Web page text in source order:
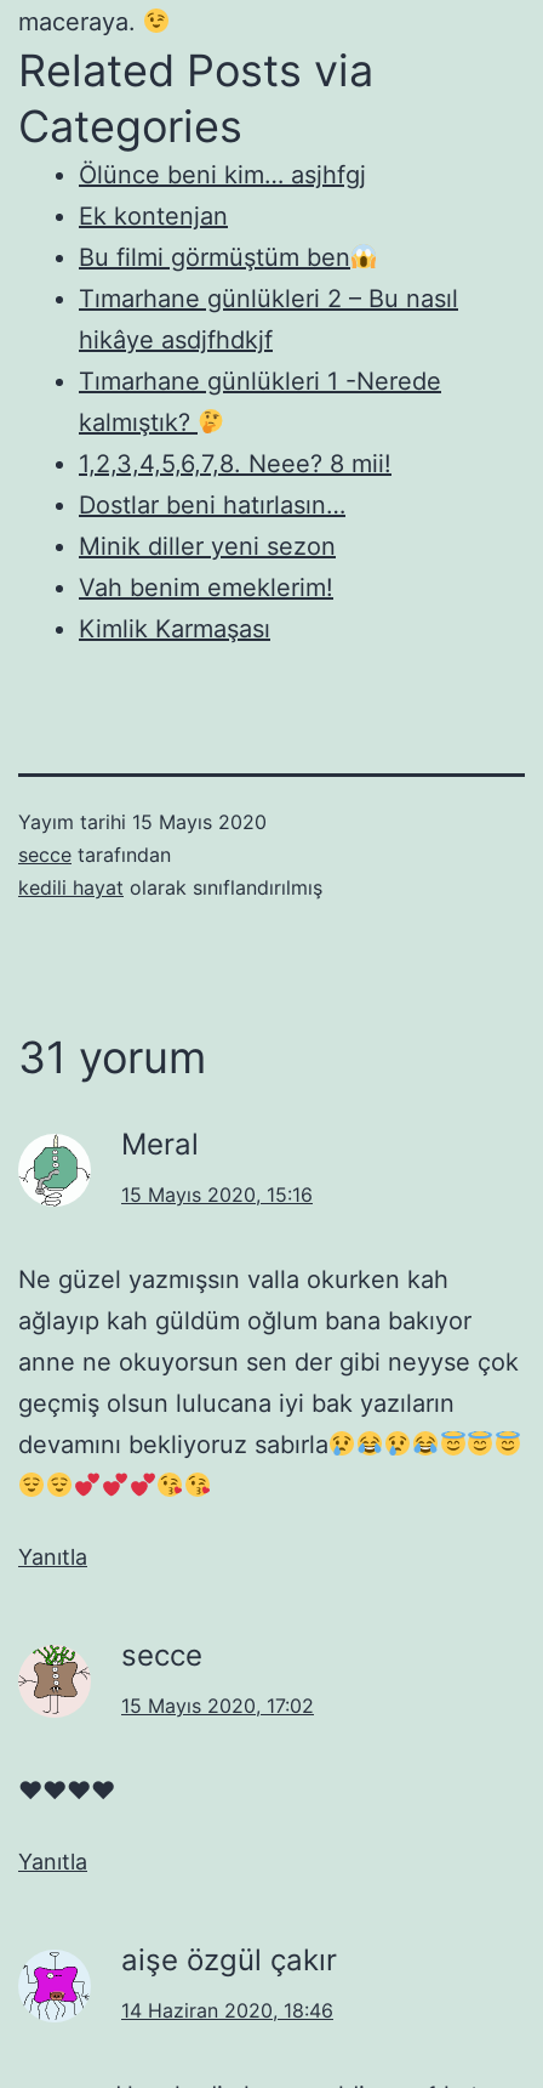
maceraya.
Related Posts via
Categories
Ölünce beni kim… asjhfgj
Ek kontenjan
Bu filmi görmüştüm ben
Tımarhane günlükleri 2 – Bu nasıl
hikâye asdjfhdkjf
Tımarhane günlükleri 1 -Nerede
kalmıştık?
1,2,3,4,5,6,7,8. Neee? 8 mii!
Dostlar beni hatırlasın…
Minik diller yeni sezon
Vah benim emeklerim!
Kimlik Karmaşası
Yayım tarihi 15 Mayıs 2020
secce tarafından
kedili hayat olarak sınıflandırılmış
31 yorum
Meral
15 Mayıs 2020, 15:16
Ne güzel yazmışsın valla okurken kah
ağlayıp kah güldüm oğlum bana bakıyor
anne ne okuyorsun sen der gibi neyyse çok
geçmiş olsun lulucana iyi bak yazıların
devamını bekliyoruz sabırla
Yanıtla
secce
15 Mayıs 2020, 17:02
♥️♥️♥️♥️
Yanıtla
aişe özgül çakır
14 Haziran 2020, 18:46